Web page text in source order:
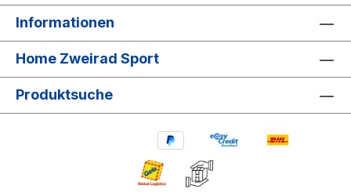
Informationen
Home Zweirad Sport
Produktsuche